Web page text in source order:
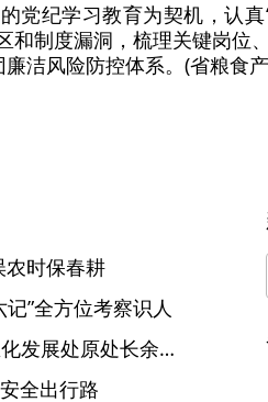
党纪学习教育为契机，认
和制度漏洞，梳理关键岗位
洁风险防控体系。(省粮食
时保春耕
记”全方位考察识人
安徽省工业和信息化厅产业信息化发展处原处长余要火接受监察调查
全出行路